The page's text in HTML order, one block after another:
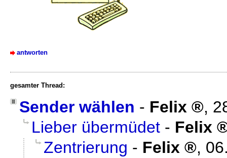
antworten
gesamter Thread:
Sender wählen - Felix ,
Lieber übermüdet - Felix
Zentrierung - Felix ,